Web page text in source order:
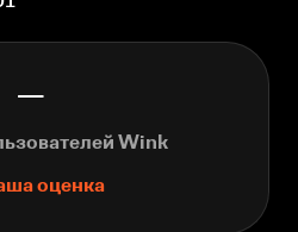
—
Wink
оценка